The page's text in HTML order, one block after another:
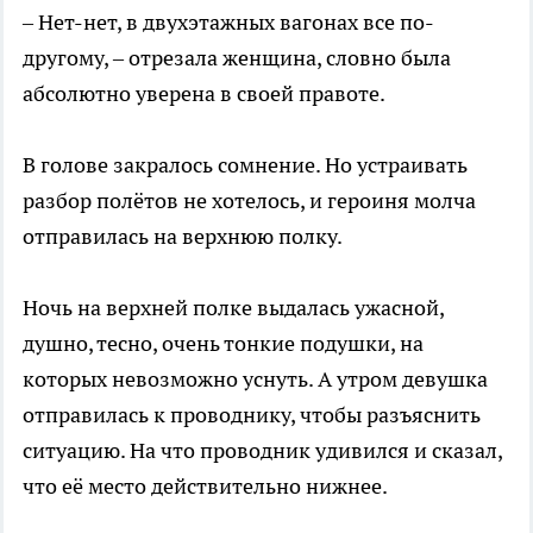
– Нет-нет, в двухэтажных вагонах все по-
другому, – отрезала женщина, словно была
абсолютно уверена в своей правоте.
В голове закралось сомнение. Но устраивать
разбор полётов не хотелось, и героиня молча
отправилась на верхнюю полку.
Ночь на верхней полке выдалась ужасной,
душно, тесно, очень тонкие подушки, на
которых невозможно уснуть. А утром девушка
отправилась к проводнику, чтобы разъяснить
ситуацию. На что проводник удивился и сказал,
что её место действительно нижнее.